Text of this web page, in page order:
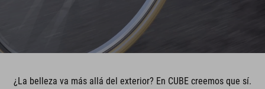
¿La belleza va más allá del exterior? En CUBE creemos que sí.